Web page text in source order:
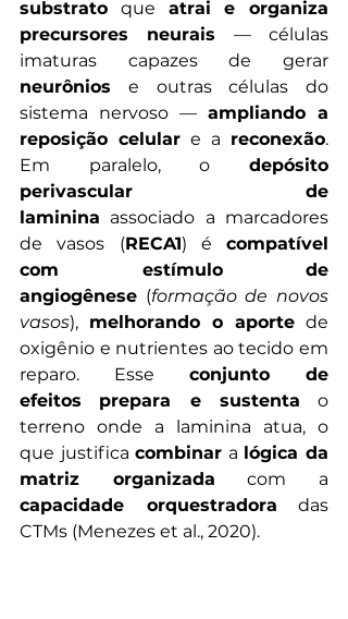
substrato que atrai e organiza
precursores neurais — células
neurônios e outras células do
sistema nervoso — ampliando a
reposição celular e a reconexão.
Em paralelo, o depósito
perivascular de
laminina associado a marcadores
de vasos (RECA1) é compatível
com estímulo de
angiogênese (formação de novos
vasos), melhorando o aporte de
oxigênio e nutrientes ao tecido em
reparo. Esse conjunto de
efeitos
prepara e sustenta o
terreno onde a laminina atua, o
que justifica combinar a lógica da
matriz organizada
capacidade orquestradora das
CTMs (Menezes et al., 2020).